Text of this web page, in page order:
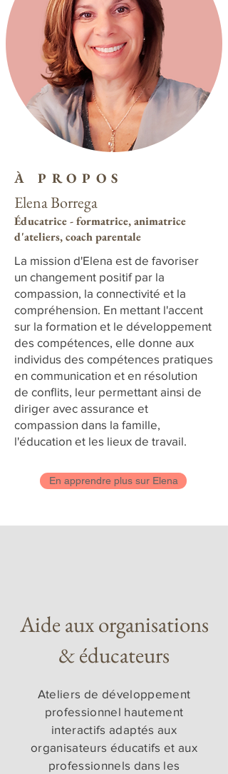
À PROPOS
Elena Borrega
Éducatrice- formatrice, animatrice
d'ateliers, coach parentale
La mission d'Elena est de favoriser
un changement positif par la
compassion, la connectivité et la
compréhension. En mettant l'accent
sur la formation et le développement
des compétences, elle donne aux
individus des compétences pratiques
en communication et en résolution
de conflits, leur permettant ainsi de
diriger avec assurance et
compassion dans la famille,
l'éducation et les lieux de travail.
En apprendre plus sur Elena
Aide aux organisations
& éducateurs
Ateliers de développement
professionnel hautement
interactifs adaptés aux
organisateurs éducatifs et aux
professionnels dans les